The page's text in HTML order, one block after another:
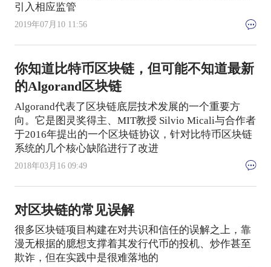
引入相应监管
2019年07月10 11:56
你知道比特币区块链，但可能不知道最新
的Algorand区块链
Algorand代表了区块链底层技术发展的一个重要方
向。它是图灵奖得主、MIT教授 Silvio Micali与合作者
于2016年提出的一个区块链协议，针对比特币区块链
系统的几个核心缺陷进行了改进
2018年03月16 09:49
对区块链的常见误解
很多区块链项目构建在对共识和信任的误解之上，靠
漫无根据的臆想支撑着其发行代币的投机、炒作甚至
欺诈，但在实践中是很难落地的